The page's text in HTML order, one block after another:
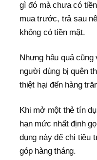
gì đó mà chưa có
mua trước, trả sau
không có tiền mặt.
Nhưng hậu quả
người dùng bị quên
thiệt hại đến hàng
Khi mở một thẻ tín
hạn mức nhất định
dụng này để chi tiêu
góp hàng tháng.